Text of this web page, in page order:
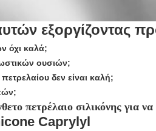
εξοργίζοντας
όχι καλά;
ουσιών;
δεν είναι καλή;
πετρέλαιο σιλικόνης για
Caprylyl